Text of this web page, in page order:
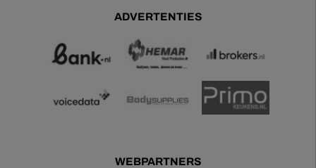
ADVERTENTIES
WEBPARTNERS